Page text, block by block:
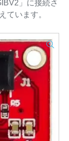
」に接続さ
ています。